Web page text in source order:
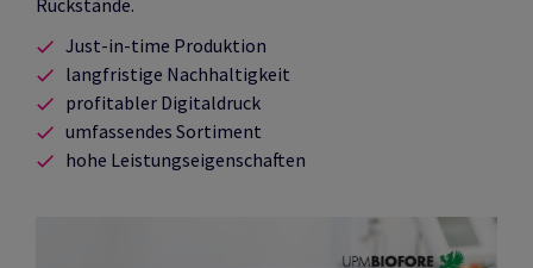
Just-in-time Produktion
langfristige Nachhaltigkeit
profitabler Digitaldruck
umfassendes Sortiment
hohe Leistungseigenschaften